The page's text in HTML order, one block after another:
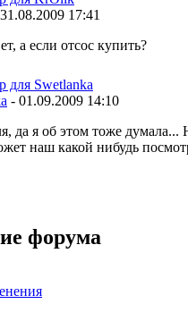
31.08.2009 17:41
а если отсос купить?
- 01.09.2009 14:10
да я об этом тоже думала...
наш какой нибудь
форума